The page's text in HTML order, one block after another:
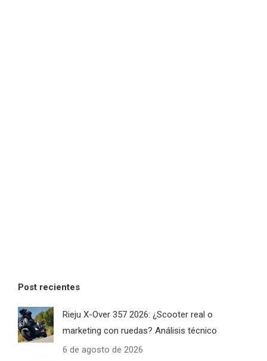
Post recientes
Rieju X-Over 357 2026: ¿Scooter real o
marketing con ruedas? Análisis técnico
6 de agosto de 2026